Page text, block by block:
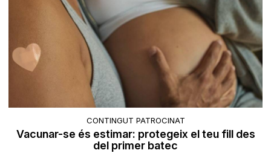
CONTINGUT PATROCINAT
Vacunar-se és estimar: protegeix el teu fill des
del primer batec